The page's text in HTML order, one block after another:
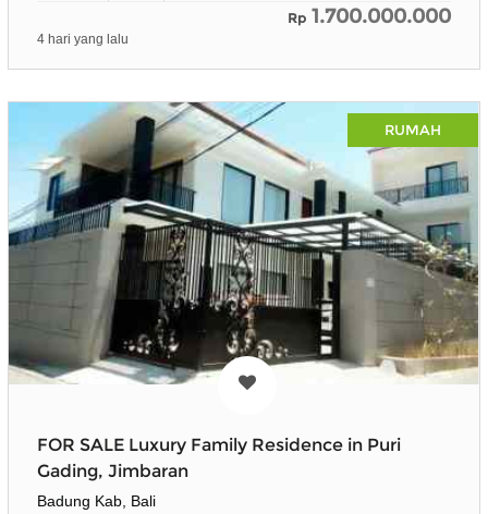
Rp 1.700.000.000
4 hari yang lalu
RUMAH
FOR SALE Luxury Family Residence in Puri
Gading, Jimbaran
Badung Kab, Bali